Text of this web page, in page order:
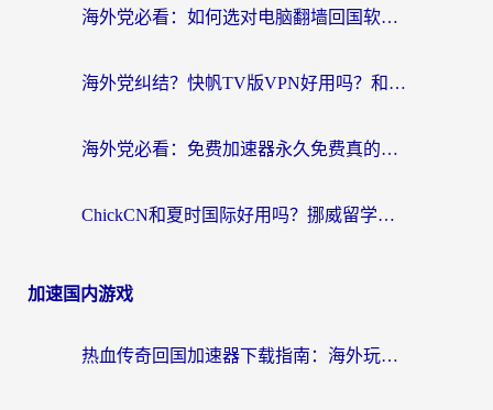
海外党必看：如何选对电脑翻墙回国软件，轻松解锁国内资源？
海外党纠结？快帆TV版VPN好用吗？和扇贝手游VPN对比哪个回国效果更好？
海外党必看：免费加速器永久免费真的存在吗？教你选对回国加速器无缝刷国内资源
ChickCN和夏时国际好用吗？挪威留学生亲测3款回国加速器，附穿梭和加速喵对比指南
加速国内游戏
热血传奇回国加速器下载指南：海外玩家如何流畅砍怪不卡顿？